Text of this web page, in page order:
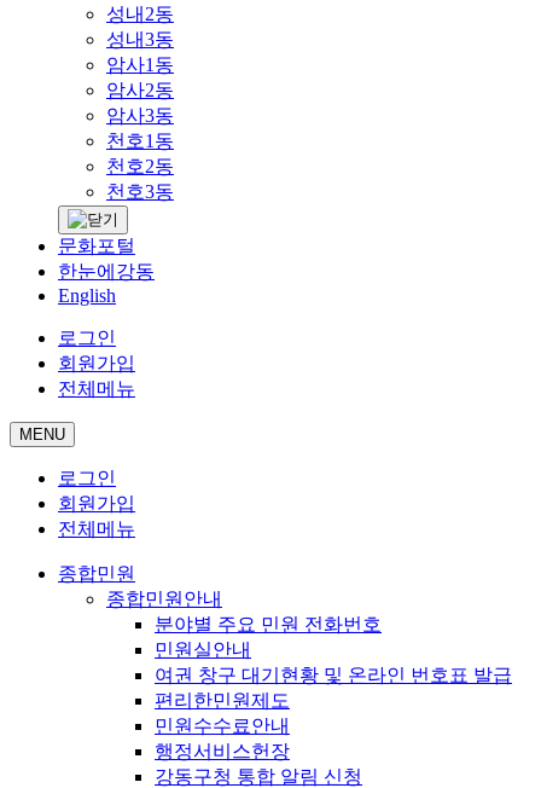
성내2동
성내3동
암사1동
암사2동
암사3동
천호1동
천호2동
천호3동
문화포털
한눈에강동
English
로그인
회원가입
전체메뉴
MENU
로그인
회원가입
전체메뉴
종합민원
종합민원안내
분야별 주요 민원 전화번호
민원실안내
여권 창구 대기현황 및 온라인 번호표 발급
편리한민원제도
민원수수료안내
행정서비스헌장
강동구청 통합 알림 신청